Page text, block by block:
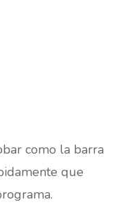
como la barra
que